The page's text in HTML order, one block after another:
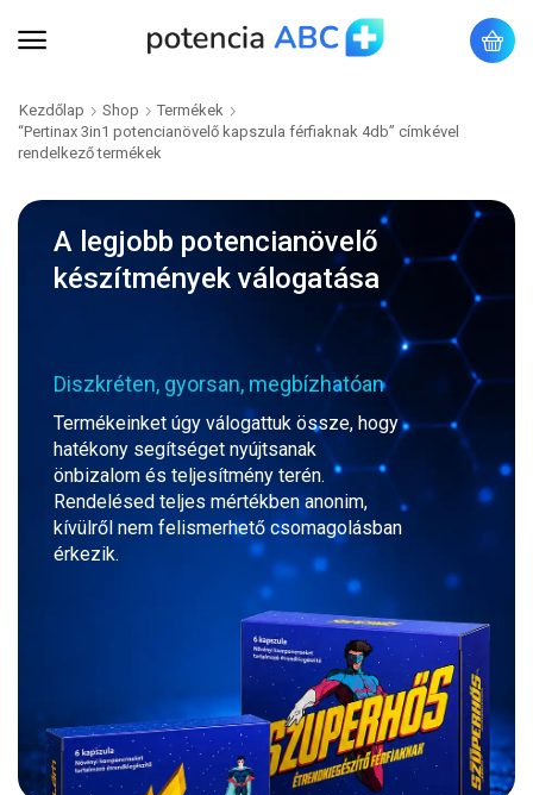
Kezdőlap Shop
Termékek
“Pertinax 3in1 potencianövelő kapszula férfiaknak 4db” címkével
rendelkező termékek
A legjobb potencianövelő
készítmények válogatása
Diszkréten, gyorsan, megbízhatóan
Termékeinket úgy válogattuk össze, hogy
hatékony segítséget nyújtsanak
önbizalom és teljesítmény terén.
Rendelésed teljes mértékben anonim,
kívülről nem felismerhető csomagolásban
érkezik.